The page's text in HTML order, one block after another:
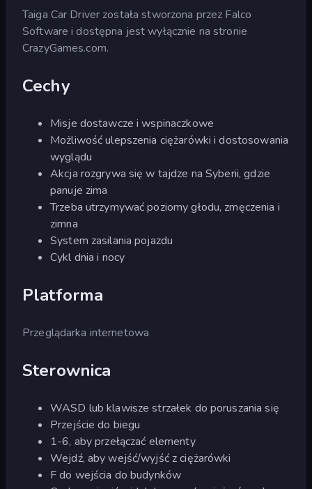
Taiga Car Driver została stworzona przez Falco
Software i dostępna jest wyłącznie na stronie
CrazyGames.com.
Cechy
Misje dostawcze i wspinaczkowe
Możliwość ulepszenia ciężarówki i dostosowania
wyglądu
Akcja rozgrywa się w tajdze na Syberii, gdzie
panuje zima
Trzeba utrzymywać poziomy głodu, zmęczenia i
zimna
System zasilania pojazdu
Cykl dnia i nocy
Platforma
Przeglądarka internetowa
Sterownica
WASD lub klawisze strzałek do poruszania się
Przejście do biegu
1-6, aby przełączać elementy
Wejdź, aby wejść/wyjść z ciężarówki
F do wejścia do budynków